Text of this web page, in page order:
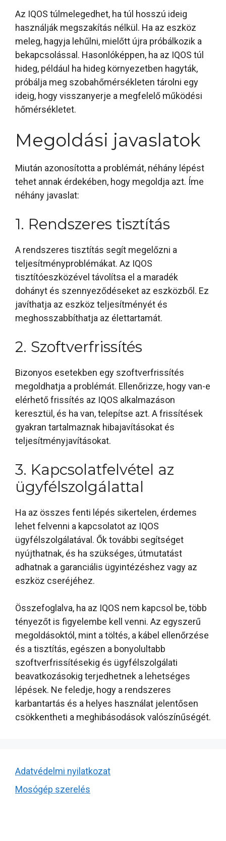
Az IQOS túlmelegedhet, ha túl hosszú ideig
használják megszakítás nélkül. Ha az eszköz
meleg, hagyja lehűlni, mielőtt újra próbálkozik a
bekapcsolással. Hasonlóképpen, ha az IQOS túl
hideg, például ha hideg környezetben hagyták,
próbálja meg szobahőmérsékleten tárolni egy
ideig, hogy visszanyerje a megfelelő működési
hőmérsékletet.
Megoldási javaslatok
Miután azonosította a problémát, néhány lépést
tehet annak érdekében, hogy megoldja azt. Íme
néhány javaslat:
1. Rendszeres tisztítás
A rendszeres tisztítás segít megelőzni a
teljesítményproblémákat. Az IQOS
tisztítóeszközével távolítsa el a maradék
dohányt és szennyeződéseket az eszközből. Ez
javíthatja az eszköz teljesítményét és
meghosszabbíthatja az élettartamát.
2. Szoftverfrissítés
Bizonyos esetekben egy szoftverfrissítés
megoldhatja a problémát. Ellenőrizze, hogy van-e
elérhető frissítés az IQOS alkalmazáson
keresztül, és ha van, telepítse azt. A frissítések
gyakran tartalmaznak hibajavításokat és
teljesítményjavításokat.
3. Kapcsolatfelvétel az
ügyfélszolgálattal
Ha az összes fenti lépés sikertelen, érdemes
lehet felvenni a kapcsolatot az IQOS
ügyfélszolgálatával. Ők további segítséget
nyújthatnak, és ha szükséges, útmutatást
adhatnak a garanciális ügyintézéshez vagy az
eszköz cseréjéhez.
Összefoglalva, ha az IQOS nem kapcsol be, több
tényezőt is figyelembe kell venni. Az egyszerű
megoldásoktól, mint a töltés, a kábel ellenőrzése
és a tisztítás, egészen a bonyolultabb
szoftverfrissítésekig és ügyfélszolgálati
beavatkozásokig terjedhetnek a lehetséges
lépések. Ne feledje, hogy a rendszeres
karbantartás és a helyes használat jelentősen
csökkentheti a meghibásodások valószínűségét.
Adatvédelmi nyilatkozat
Mosógép szerelés